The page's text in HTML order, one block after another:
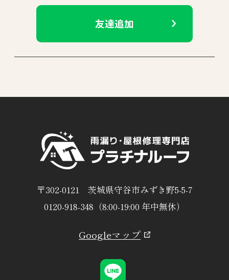
友達追加
〒302-0121 茨城県守谷市みずき野5-5-7
0120-918-348（8:00-19:00 年中無休）
Googleマップ